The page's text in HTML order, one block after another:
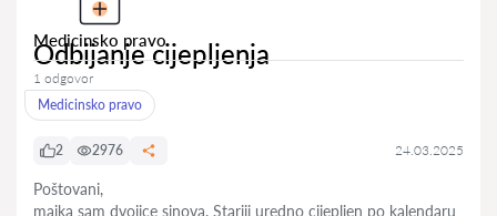
Medicinsko pravo
Odbijanje cijepljenja
1 odgovor
Medicinsko pravo
2 2976 24.03.2025
Poštovani,
majka sam dvojice sinova. Stariji uredno cijepljen po kalendaru